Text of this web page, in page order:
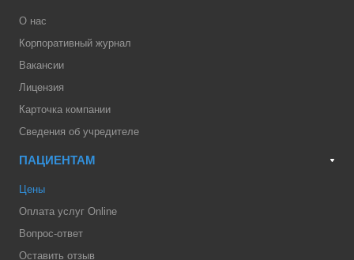
О нас
Корпоративный журнал
Вакансии
Лицензия
Карточка компании
Сведения об учредителе
ПАЦИЕНТАМ
Цены
Оплата услуг Online
Вопрос-ответ
Оставить отзыв